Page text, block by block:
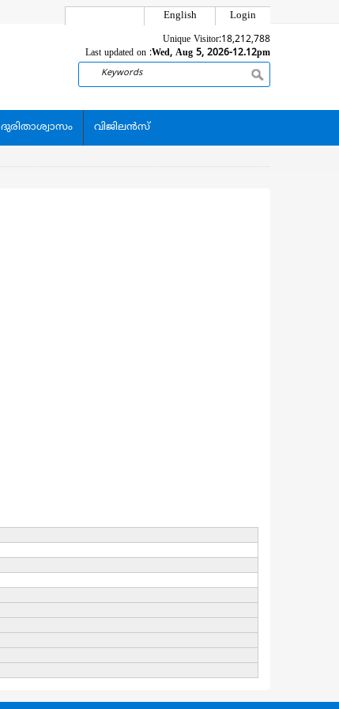
Login
English
Unique Visitor:18,212,788
Last updated on :Wed, Aug 5, 2026-12.12pm
Search
ദുരിതാശ്വാസം വിജിലന്‍സ്